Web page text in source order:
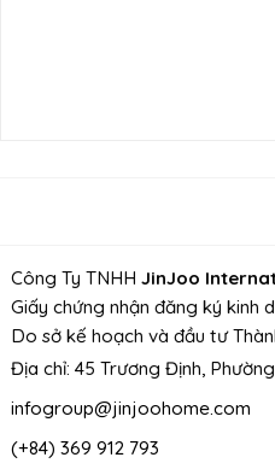
Công Ty TNHH JinJoo
Giấy chứng nhận đăng ký kinh
Do sở kế hoạch và đầu tư
Địa chỉ: 45 Trương Định,
infogroup@jinjoohome.com
(+84) 369 912 793